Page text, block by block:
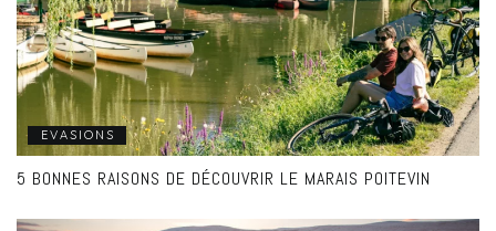
EVASIONS
5 BONNES RAISONS DE DÉCOUVRIR LE MARAIS POITEVIN